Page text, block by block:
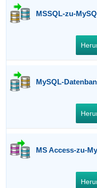
MSSQL-zu-
MySQL-
MS Access-zu-